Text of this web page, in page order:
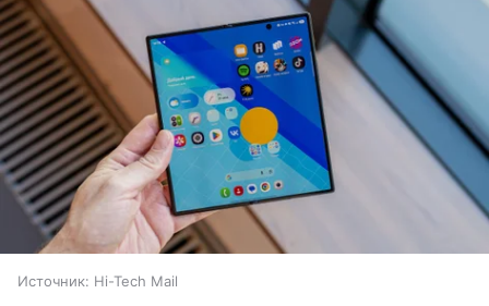
Источник: Hi-Tech Mail